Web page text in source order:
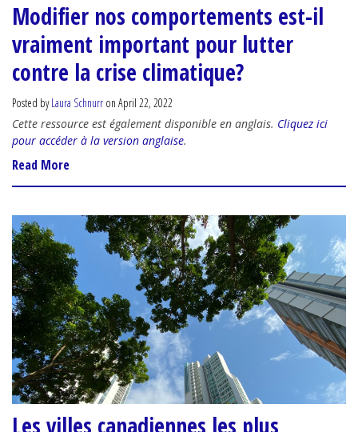
Modifier nos comportements est-il
vraiment important pour lutter
contre la crise climatique?
Posted byLaura Schnurr on April 22, 2022
Cette ressource est également disponible en anglais. Cliquez ici
pour accéder à la version anglaise.
Read More
Les villes canadiennes les plus